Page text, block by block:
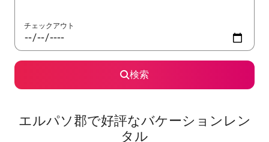
チェックアウト
検索
エルパソ郡で好評なバケーションレン
タル